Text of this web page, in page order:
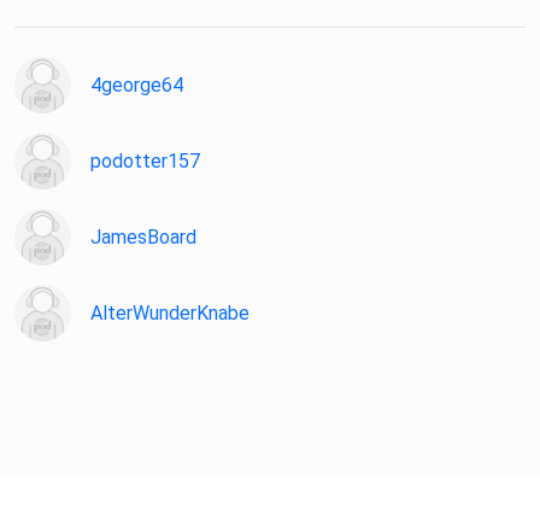
4george64
podotter157
JamesBoard
AlterWunderKnabe